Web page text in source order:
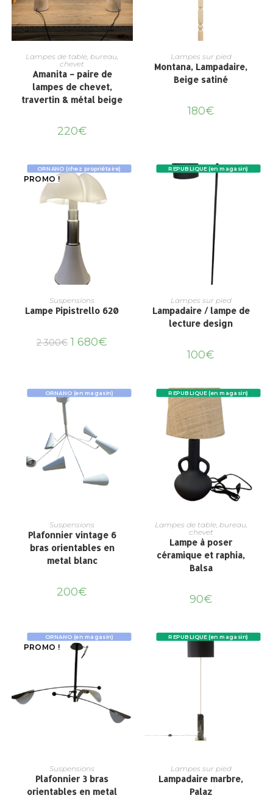
Lampes de table, bureau,
chevet
Amanita – paire de
lampes de chevet,
travertin & métal beige
220€
Lampes sur pied
Montana, Lampadaire,
Beige satiné
180€
ORNANO (chez propriétaire)
PROMO !
Suspensions
Lampe Pipistrello 620
2 300€ 1 680€
REPUBLIQUE (en magasin)
Lampes sur pied
Lampadaire / lampe de
lecture design
100€
ORNANO (en magasin)
Suspensions
Plafonnier vintage 6
bras orientables en
metal blanc
200€
REPUBLIQUE (en magasin)
Lampes de table, bureau,
chevet
Lampe à poser
céramique et raphia,
Balsa
90€
ORNANO (en magasin)
PROMO !
Suspensions
Plafonnier 3 bras
orientables en metal
REPUBLIQUE (en magasin)
Lampes sur pied
Lampadaire marbre,
Palaz